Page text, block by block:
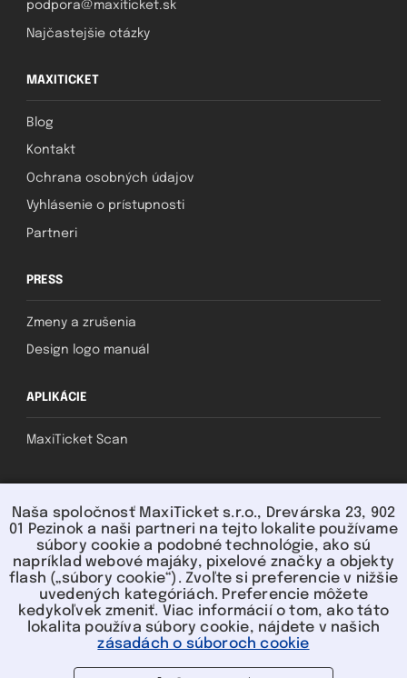
podpora@maxiticket.sk
Najčastejšie otázky
MAXITICKET
Blog
Kontakt
Ochrana osobných údajov
Vyhlásenie o prístupnosti
Partneri
PRESS
Zmeny a zrušenia
Design logo manuál
APLIKÁCIE
MaxiTicket Scan
U nás môžete platiť:
Naša spoločnosť MaxiTicket s.r.o., Drevárska 23, 902
01 Pezinok a naši partneri na tejto lokalite používame
súbory cookie a podobné technológie, ako sú
napríklad webové majáky, pixelové značky a objekty
flash („súbory cookie“). Zvoľte si preferencie v nižšie
uvedených kategóriách. Preferencie môžete
kedykoľvek zmeniť. Viac informácií o tom, ako táto
lokalita používa súbory cookie, nájdete v našich
zásadách o súboroch cookie